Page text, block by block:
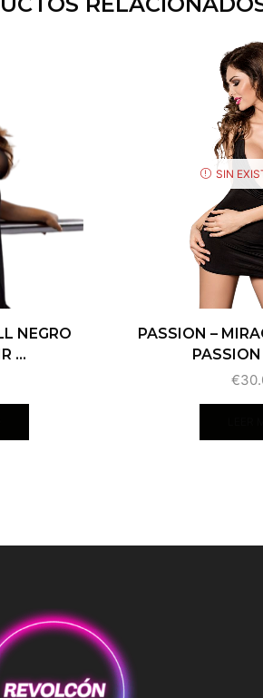
NEGRO
...
SIN
PASSION –
€